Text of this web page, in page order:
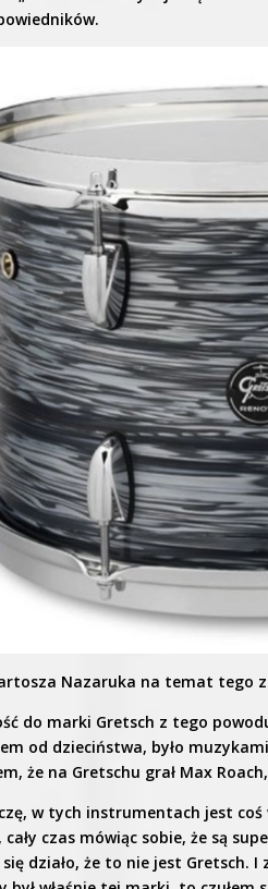
Nazaruka na temat tego
do marki Gretsch z tego
od dzieciństwa, było
że na Gretschu grał Max
w tych instrumentach jest
czas mówiąc sobie, że są
się działo, że to nie jest